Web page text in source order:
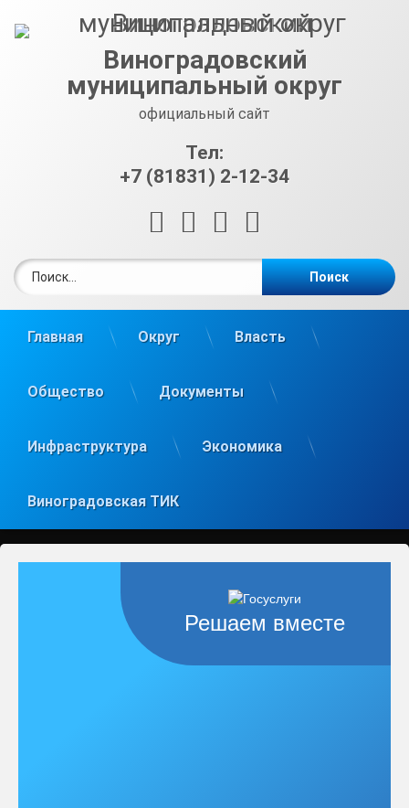
Виноградовский
муниципальный округ
официальный сайт
Тел:
+7 (81831) 2-12-34
RSS E-mailВКонтакте
Главная Округ Власть
Общество Документы
Инфраструктура Экономика
Виноградовская ТИК
Решаем вместе